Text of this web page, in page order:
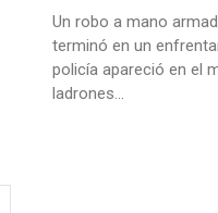
Un robo a mano
terminó en un
policía apareció en el
ladrones...